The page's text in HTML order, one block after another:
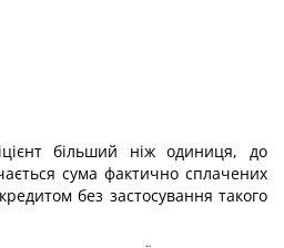
більший ніж одиниця, до
сума фактично сплачених
без застосування такого